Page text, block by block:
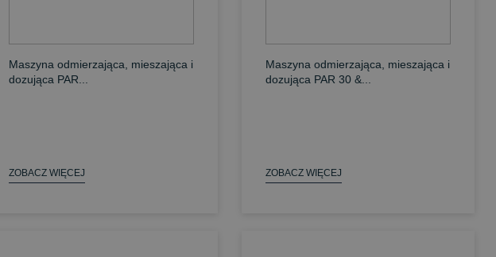
Maszyna odmierzająca, mieszająca i
dozująca PAR...
ZOBACZ WIĘCEJ
Maszyna odmierzająca, mieszająca i
dozująca PAR 30 &...
ZOBACZ WIĘCEJ